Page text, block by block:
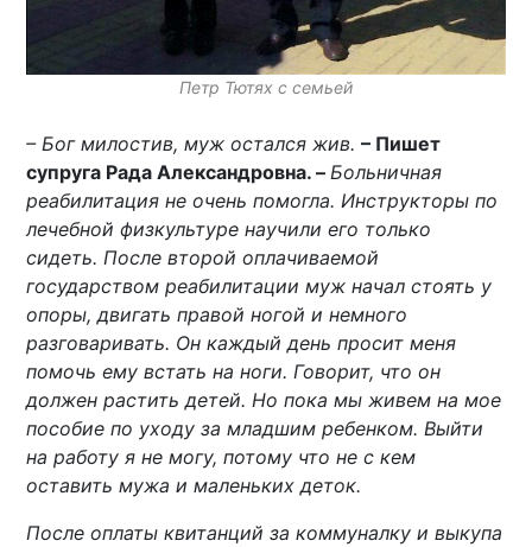
Петр Тютях с семьей
– Бог милостив, муж остался жив.– Пишет
супруга Рада Александровна. –Больничная
реабилитация не очень помогла. Инструкторы по
лечебной физкультуре научили его только
сидеть. После второй оплачиваемой
государством реабилитации муж начал стоять у
опоры, двигать правой ногой и немного
разговаривать. Он каждый день просит меня
помочь ему встать на ноги. Говорит, что он
должен растить детей. Но пока мы живем на мое
пособие по уходу за младшим ребенком. Выйти
на работу я не могу, потому что не с кем
оставить мужа и маленьких деток.
После оплаты квитанций за коммуналку и выкупа